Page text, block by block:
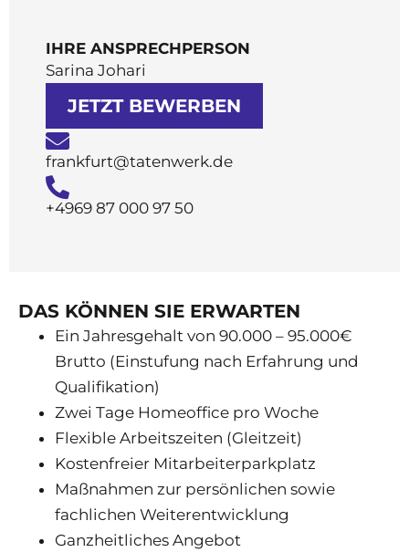
IHRE ANSPRECHPERSON
Sarina Johari
frankfurt@tatenwerk.de
JETZT BEWERBEN
+4969 87 000 97 50
DAS KÖNNEN SIE ERWARTEN
Ein Jahresgehalt von 90.000 – 95.000€
Brutto (Einstufung nach Erfahrung und
Qualifikation)
Zwei Tage Homeoffice pro Woche
Flexible Arbeitszeiten (Gleitzeit)
Kostenfreier Mitarbeiterparkplatz
Maßnahmen zur persönlichen sowie
fachlichen Weiterentwicklung
Ganzheitliches Angebot